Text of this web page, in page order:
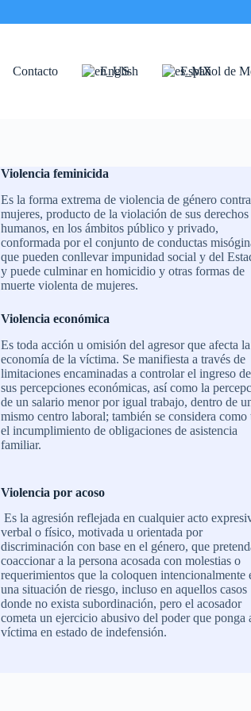
Contacto English Español de
Violencia feminicida
Es la forma extrema de violencia de género
mujeres, producto de la violación de sus derechos
humanos, en los ámbitos público y privado,
conformada por el conjunto de conductas
que pueden conllevar impunidad social y del
y puede culminar en homicidio y otras formas de
muerte violenta de mujeres.
Violencia económica
Es toda acción u omisión del agresor que afecta la
economía de la víctima. Se manifiesta a través de
limitaciones encaminadas a controlar el ingreso de
sus percepciones económicas, así como la
de un salario menor por igual trabajo, dentro de
mismo centro laboral; también se considera como
el incumplimiento de obligaciones de asistencia
familiar.
Violencia por acoso
Es la agresión reflejada en cualquier acto
verbal o físico, motivada u orientada por
discriminación con base en el género, que
coaccionar a la persona acosada con molestias o
requerimientos que la coloquen intencionalmente
una situación de riesgo, incluso en aquellos casos
donde no exista subordinación, pero el acosador
cometa un ejercicio abusivo del poder que ponga
víctima en estado de indefensión.